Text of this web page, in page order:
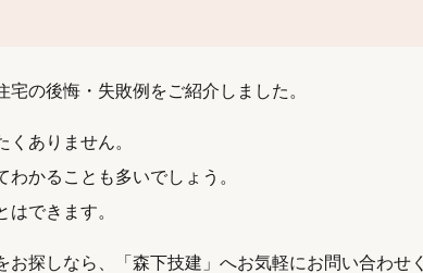
の後悔・失敗例をご紹介しました。
ありません。
かることも多いでしょう。
できます。
探しなら、「森下技建」へお気軽にお問い合わせく